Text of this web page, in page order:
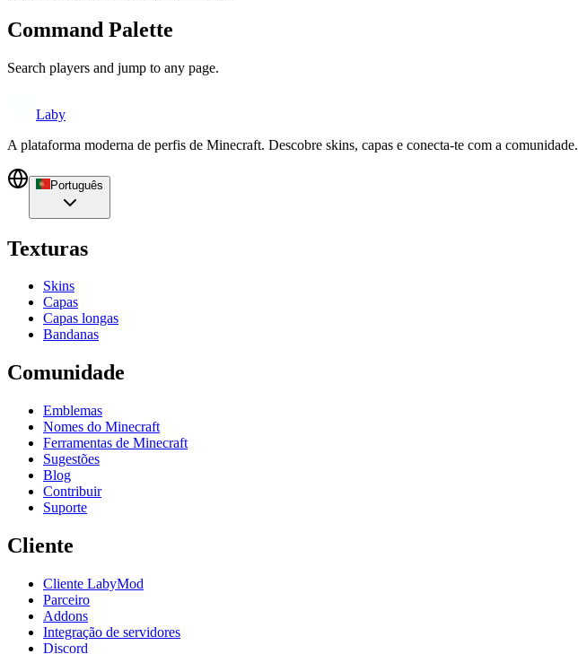
Command Palette
Search players and jump to any page.
Laby
A plataforma moderna de perfis de Minecraft. Descobre skins, capas e conecta-te com a comunidade.
Português
Texturas
Skins
Capas
Capas longas
Bandanas
Comunidade
Emblemas
Nomes do Minecraft
Ferramentas de Minecraft
Sugestões
Blog
Contribuir
Suporte
Cliente
Cliente LabyMod
Parceiro
Addons
Integração de servidores
Discord